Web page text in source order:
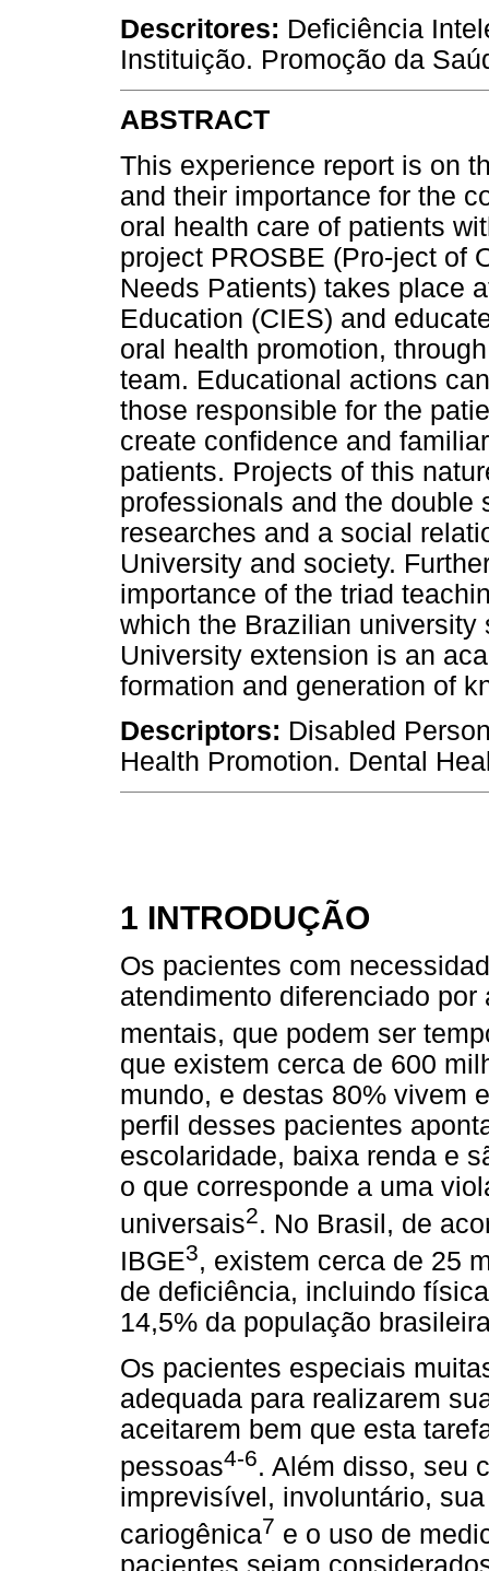
Descritores: Deficiência
Instituição. Promoção da
ABSTRACT
This experience report is on
and their importance for the
oral health care of patients
project PROSBE (Pro-ject of
Needs Patients) takes place
Education (CIES) and
oral health promotion,
team. Educational actions
those responsible for the
create confidence and
patients. Projects of this
professionals and the double
researches and a social
University and society.
importance of the triad
which the Brazilian
University extension is an
formation and generation of
Descriptors: Disabled
Health Promotion. Dental
1 INTRODUÇÃO
Os pacientes com
atendimento diferenciado
mentais, que podem ser
que existem cerca de 600
mundo, e destas 80% vivem
perfil desses pacientes
escolaridade, baixa renda e
o que corresponde a uma
universais2. No Brasil, de
IBGE3, existem cerca de 25
de deficiência, incluindo
14,5% da população
Os pacientes especiais
adequada para realizarem
aceitarem bem que esta
pessoas4-6. Além disso, seu
imprevisível, involuntário,
cariogênica7 e o uso de
pacientes sejam